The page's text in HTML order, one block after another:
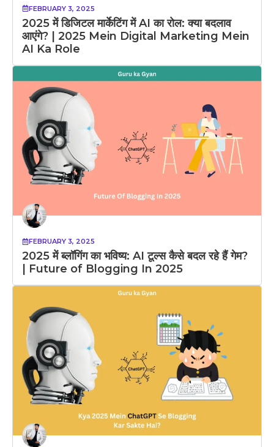
FEBRUARY 3, 2025
2025 में डिजिटल मार्केटिंग में AI का रोल: क्या बदलाव
आएंगे? | 2025 Mein Digital Marketing Mein
AI Ka Role
FEBRUARY 3, 2025
2025 में ब्लॉगिंग का भविष्य: AI टूल्स कैसे बदल रहे हैं गेम?
| Future of Blogging In 2025